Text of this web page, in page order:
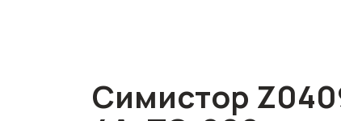
Симистор